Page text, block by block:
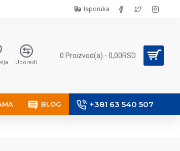
Isporuka
Uporedi
0 Proizvod(a) - 0,00RSD
BLOG +381 63 540 507